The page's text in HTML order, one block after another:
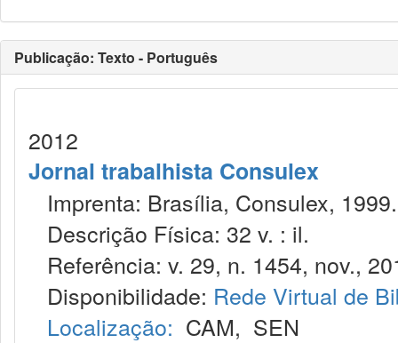
Publicação: Texto - Português
2012
Jornal trabalhista Consulex
Imprenta: Brasília, Consulex, 1999.
Descrição Física: 32 v. : il.
Referência: v. 29, n. 1454, nov.,
Disponibilidade: Rede Virtual de
Localização: CAM, SEN